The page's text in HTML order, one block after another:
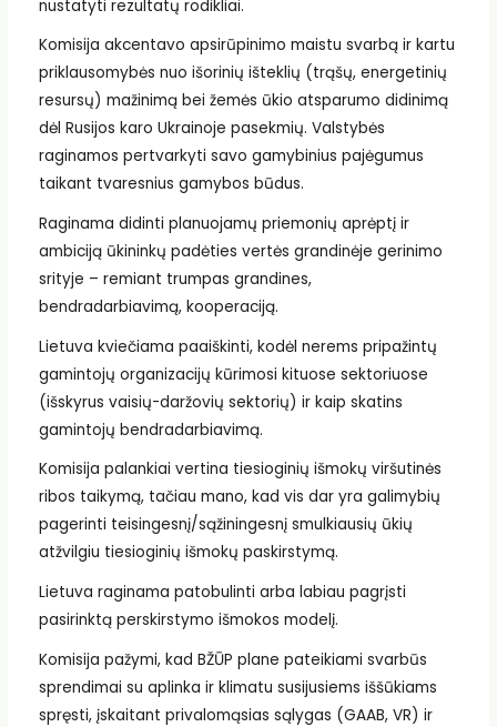
nustatyti rezultatų rodikliai.
Komisija akcentavo apsirūpinimo maistu svarbą ir kartu
priklausomybės nuo išorinių išteklių (trąšų, energetinių
resursų) mažinimą bei žemės ūkio atsparumo didinimą
dėl Rusijos karo Ukrainoje pasekmių. Valstybės
raginamos pertvarkyti savo gamybinius pajėgumus
taikant tvaresnius gamybos būdus.
Raginama didinti planuojamų priemonių aprėptį ir
ambiciją ūkininkų padėties vertės grandinėje gerinimo
srityje – remiant trumpas grandines,
bendradarbiavimą, kooperaciją.
Lietuva kviečiama paaiškinti, kodėl nerems pripažintų
gamintojų organizacijų kūrimosi kituose sektoriuose
(išskyrus vaisių-daržovių sektorių) ir kaip skatins
gamintojų bendradarbiavimą.
Komisija palankiai vertina tiesioginių išmokų viršutinės
ribos taikymą, tačiau mano, kad vis dar yra galimybių
pagerinti teisingesnį/sąžiningesnį smulkiausių ūkių
atžvilgiu tiesioginių išmokų paskirstymą.
Lietuva raginama patobulinti arba labiau pagrįsti
pasirinktą perskirstymo išmokos modelį.
Komisija pažymi, kad BŽŪP plane pateikiami svarbūs
sprendimai su aplinka ir klimatu susijusiems iššūkiams
spręsti, įskaitant privalomąsias sąlygas (GAAB, VR) ir